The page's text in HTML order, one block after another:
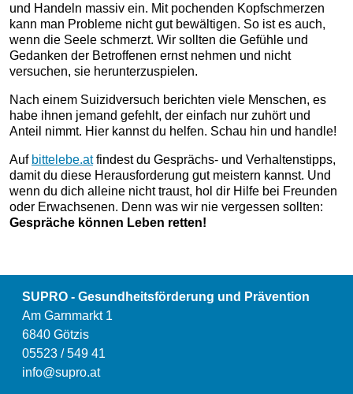
und Handeln massiv ein. Mit pochenden Kopfschmerzen
kann man Probleme nicht gut bewältigen. So ist es auch,
wenn die Seele schmerzt. Wir sollten die Gefühle und
Gedanken der Betroffenen ernst nehmen und nicht
versuchen, sie herunterzuspielen.
Nach einem Suizidversuch berichten viele Menschen, es
habe ihnen jemand gefehlt, der einfach nur zuhört und
Anteil nimmt. Hier kannst du helfen. Schau hin und handle!
Auf bittelebe.atfindest du Gesprächs- und Verhaltenstipps,
damit du diese Herausforderung gut meistern kannst. Und
wenn du dich alleine nicht traust, hol dir Hilfe bei Freunden
oder Erwachsenen. Denn was wir nie vergessen sollten:
Gespräche können Leben retten!
SUPRO - Gesundheitsförderung und Prävention
Am Garnmarkt 1
6840 Götzis
05523 / 549 41
info@supro.at